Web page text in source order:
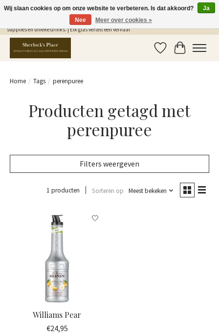
Gratis Verzending in NL vanaf €75,- | Sherlocks Place: dé plek voor MONIN siropen, bar
supplies en unieke drinks. | Elk glas vertelt een verhaal
Verlanglijst
Home / Tags / perenpuree
Producten getagd met
perenpuree
Filters weergeven
1 producten Sorteren op Meest bekeken
Williams Pear
€24,95
Wij slaan cookies op om onze website te verbeteren. Is dat akkoord?
Ja
Nee
Meer over cookies »